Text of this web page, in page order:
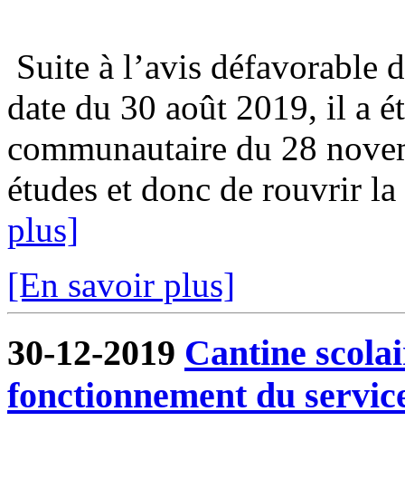
Suite à l’avis défavorable
date du 30 août 2019, il a
communautaire du 28
études et donc de rouvrir
plus]
[En savoir plus]
30-12-2019 Cantine
fonctionnement du